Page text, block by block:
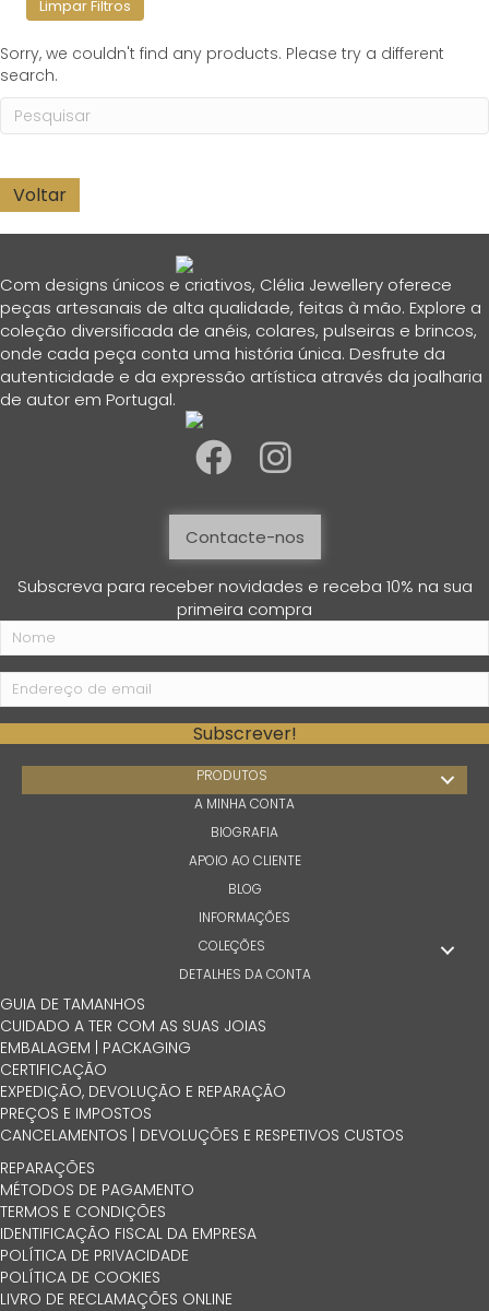
Limpar Filtros
Sorry, we couldn't find any products. Please try a different
search.
Com designs únicos e criativos, Clélia Jewellery oferece
peças artesanais de alta qualidade, feitas à mão. Explore a
coleção diversificada de anéis, colares, pulseiras e brincos,
onde cada peça conta uma história única. Desfrute da
autenticidade e da expressão artística através da joalharia
de autor em Portugal.
Contacte-nos
Subscreva para receber novidades e receba 10% na sua
primeira compra
Subscrever!
PRODUTOS
A MINHA CONTA
BIOGRAFIA
APOIO AO CLIENTE
BLOG
INFORMAÇÕES
COLEÇÕES
DETALHES DA CONTA
GUIA DE TAMANHOS
CUIDADO A TER COM AS SUAS JOIAS
EMBALAGEM | PACKAGING
CERTIFICAÇÃO
EXPEDIÇÃO, DEVOLUÇÃO E REPARAÇÃO
PREÇOS E IMPOSTOS
CANCELAMENTOS | DEVOLUÇÕES E RESPETIVOS CUSTOS
REPARAÇÕES
MÉTODOS DE PAGAMENTO
TERMOS E CONDIÇÕES
IDENTIFICAÇÃO FISCAL DA EMPRESA
POLÍTICA DE PRIVACIDADE
POLÍTICA DE COOKIES
LIVRO DE RECLAMAÇÕES ONLINE